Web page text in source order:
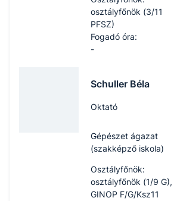
osztályfőnök (3/11
PFSZ)
Fogadó óra:
-
Schuller Béla
Oktató
Gépészet ágazat
(szakképző iskola)
Osztályfőnök:
osztályfőnök (1/9 G),
GINOP F/G/Ksz11